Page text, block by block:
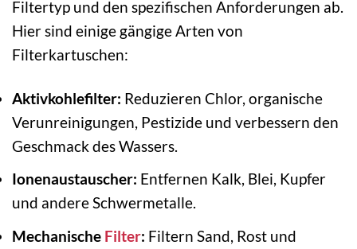
Filtertyp und den spezifischen Anforderungen ab.
Hier sind einige gängige Arten von
Filterkartuschen:
Aktivkohlefilter: Reduzieren Chlor, organische
Verunreinigungen, Pestizide und verbessern den
Geschmack des Wassers.
Ionenaustauscher: Entfernen Kalk, Blei, Kupfer
und andere Schwermetalle.
Mechanische Filter: Filtern Sand, Rost und